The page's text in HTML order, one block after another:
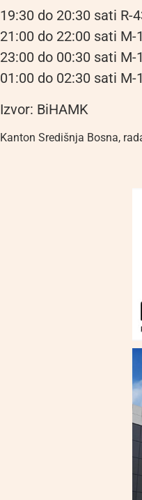
19:30 do 20:30 sati R-
21:00 do 22:00 sati M-
23:00 do 00:30 sati M-
01:00 do 02:30 sati M-
Izvor: BiHAMK
Kanton Središnja Bosna,